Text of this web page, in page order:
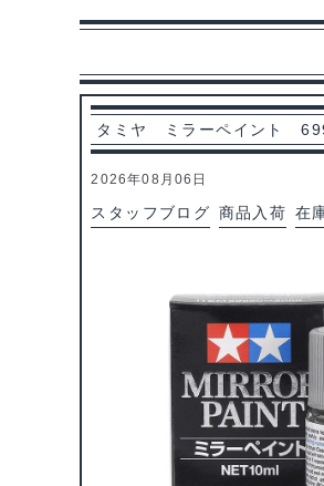
タミヤ ミラーペイント
2026年08月06日
スタッフブログ 商品入荷 在